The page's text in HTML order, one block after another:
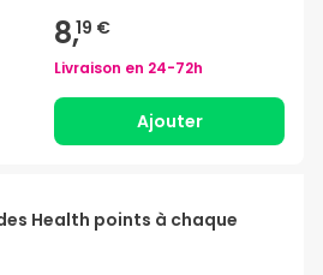
8,19 €
Livraison en 24-72h
Ajouter
Health points à chaque